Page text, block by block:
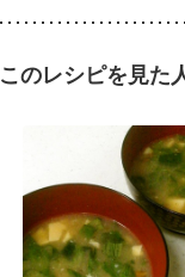
このレシピを見た